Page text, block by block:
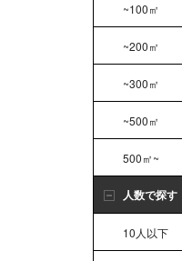
~100㎡
~200㎡
~300㎡
~500㎡
500㎡~
人数で探す
10人以下